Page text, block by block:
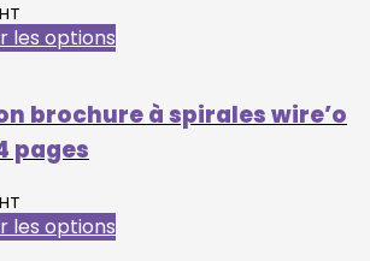
les options
brochure à spirales wire’o
pages
les options